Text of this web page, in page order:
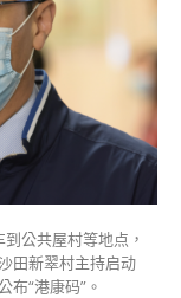
公共屋村等地点，
田新翠村主持启动
“港康码”。